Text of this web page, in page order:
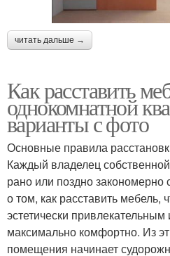
читать дальше →
Как расставить
однокомнатной
варианты с фото
Основные правила
Каждый владелец
рано или поздно закономерно
о том, как расставить
эстетически
максимально комфортно. Из
помещения начинает